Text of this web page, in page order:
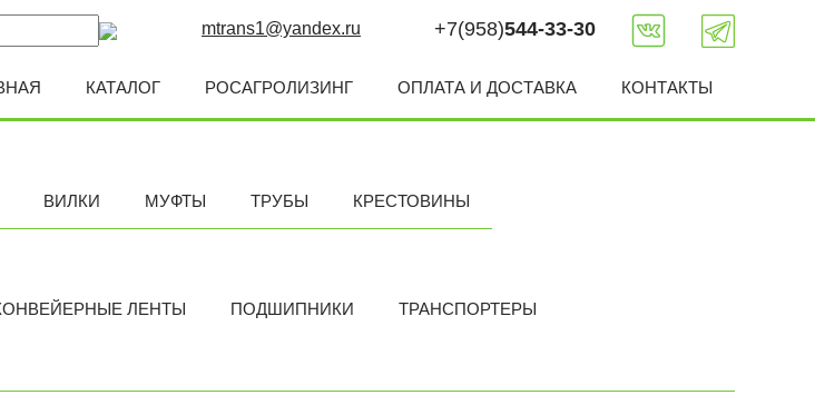
+7(958)544-33-30
mtrans1@yandex.ru
КАТАЛОГ РОСАГРОЛИЗИНГ ОПЛАТА И ДОСТАВКА КОНТАКТЫ
ВИЛКИ МУФТЫ ТРУБЫ КРЕСТОВИНЫ
ЛЕНТЫ ПОДШИПНИКИ ТРАНСПОРТЕРЫ